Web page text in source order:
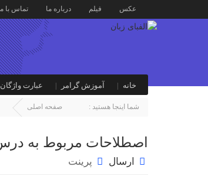
عکس فیلم درباره ما تماس با
خانه آموزش گرامر عبارت واژگان
شما اینجا هستید : صفحه اصلی
اصطلاحات مربوط به
ارسال پرینت